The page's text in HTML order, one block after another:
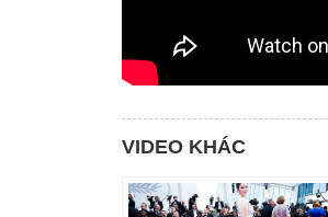
VIDEO KHÁC